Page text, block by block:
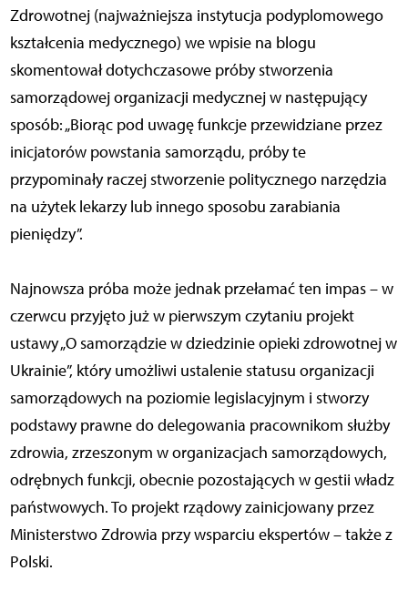
Zdrowotnej (najważniejsza instytucja podyplomowego
kształcenia medycznego) we wpisie na blogu
skomentował dotychczasowe próby stworzenia
samorządowej organizacji medycznej w następujący
sposób: „Biorąc pod uwagę funkcje przewidziane przez
inicjatorów powstania samorządu, próby te
przypominały raczej stworzenie politycznego narzędzia
na użytek lekarzy lub innego sposobu zarabiania
pieniędzy”.
Najnowsza próba może jednak przełamać ten impas – w
czerwcu przyjęto już w pierwszym czytaniu projekt
ustawy „O samorządzie w dziedzinie opieki zdrowotnej w
Ukrainie”, który umożliwi ustalenie statusu organizacji
samorządowych na poziomie legislacyjnym i stworzy
podstawy prawne do delegowania pracownikom służby
zdrowia, zrzeszonym w organizacjach samorządowych,
odrębnych funkcji, obecnie pozostających w gestii władz
państwowych. To projekt rządowy zainicjowany przez
Ministerstwo Zdrowia przy wsparciu ekspertów – także z
Polski.